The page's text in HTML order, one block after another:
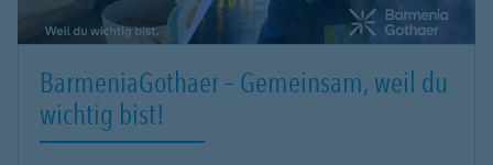
BarmeniaGothaer – Gemeinsam, weil du
wichtig bist!